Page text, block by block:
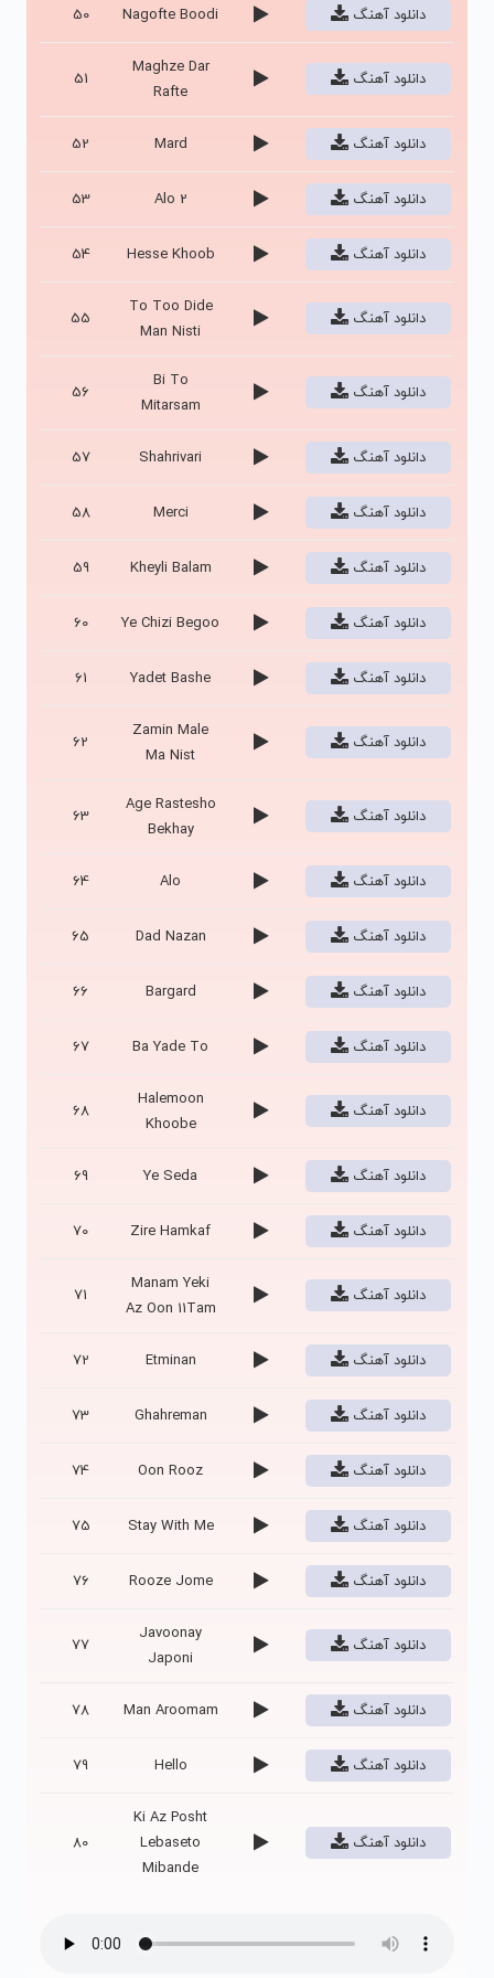
50 Nagofte Boodi دانلود آهنگ
51
Maghze Dar
Rafte
دانلود آهنگ
52 Mard دانلود آهنگ
53 Alo 2 دانلود آهنگ
54 Hesse Khoob دانلود آهنگ
55
To Too Dide
Man Nisti
دانلود آهنگ
56
Bi To
Mitarsam
دانلود آهنگ
57 Shahrivari دانلود آهنگ
58 Merci دانلود آهنگ
59 Kheyli Balam دانلود آهنگ
60 Ye Chizi Begoo دانلود آهنگ
61 Yadet Bashe دانلود آهنگ
62
Zamin Male
Ma Nist
دانلود آهنگ
63
Age Rastesho
Bekhay
دانلود آهنگ
64 Alo دانلود آهنگ
65 Dad Nazan دانلود آهنگ
66 Bargard دانلود آهنگ
67 Ba Yade To دانلود آهنگ
68
Halemoon
Khoobe
دانلود آهنگ
69 Ye Seda دانلود آهنگ
70 Zire Hamkaf دانلود آهنگ
71
Manam Yeki
Az Oon 11Tam
دانلود آهنگ
72 Etminan دانلود آهنگ
73 Ghahreman دانلود آهنگ
74 Oon Rooz دانلود آهنگ
75 Stay With Me دانلود آهنگ
76 Rooze Jome دانلود آهنگ
77
Javoonay
Japoni
دانلود آهنگ
78 Man Aroomam دانلود آهنگ
79 Hello دانلود آهنگ
80
Ki Az Posht
Lebaseto
Mibande
دانلود آهنگ